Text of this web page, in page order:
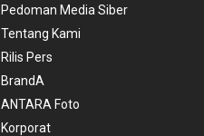
Pedoman Media Siber
Tentang Kami
Rilis Pers
BrandA
ANTARA Foto
Korporat